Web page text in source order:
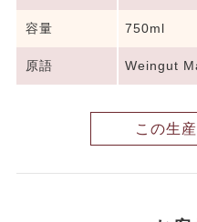
容量 750ml
原語 Weingut
この生